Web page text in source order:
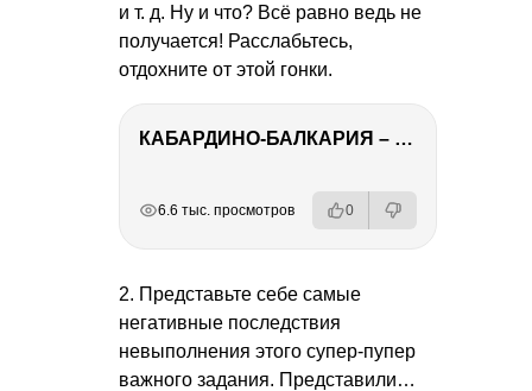
и т. д. Ну и что? Всё равно ведь не
получается! Расслабьтесь,
отдохните от этой гонки.
КАБАРДИНО-БАЛКАРИЯ – ПУТЕШЕСТВИЕ НА КАВКАЗ часть 3
6.6 тыс. просмотров 0
2. Представьте себе самые
негативные последствия
невыполнения этого супер-пупер
важного задания. Представили…